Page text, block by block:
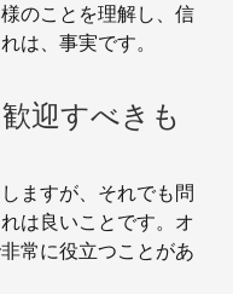
のことを理解し、信
は、事実です。
迎すべきも
ますが、それでも問
は良いことです。オ
常に役立つことがあ